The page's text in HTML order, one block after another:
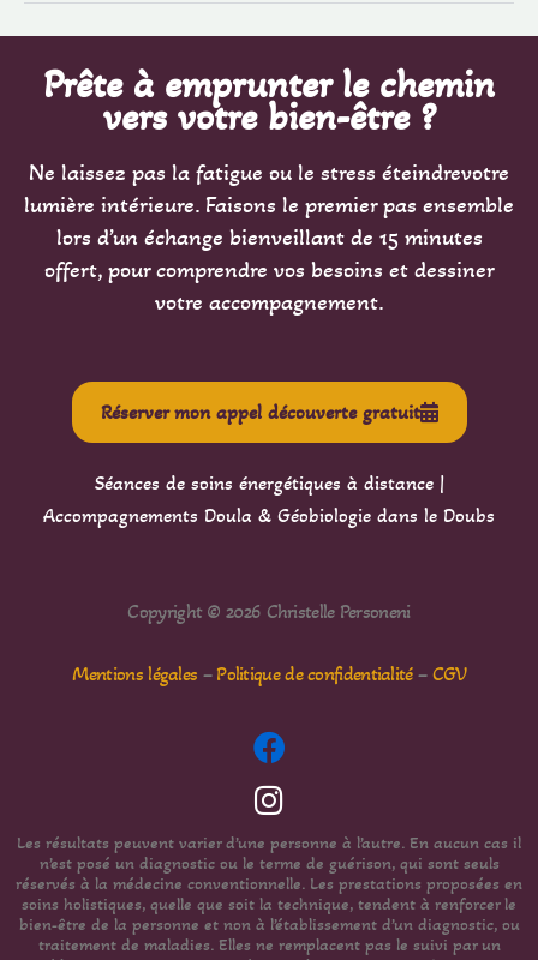
Prête à emprunter le chemin
vers votre bien-être ?
Ne laissez pas la fatigue ou le stress éteindrevotre
lumière intérieure. Faisons le premier pas ensemble
lors d’un échange bienveillant de 15 minutes
offert, pour comprendre vos besoins et dessiner
votre accompagnement.
Réserver mon appel découverte gratuit
Séances de soins énergétiques à distance |
Accompagnements Doula & Géobiologie dans le Doubs
Copyright © 2026 Christelle Personeni
Mentions légales –Politique de confidentialité–CGV
Les résultats peuvent varier d’une personne à l’autre. En aucun cas il
n’est posé un diagnostic ou le terme de guérison, qui sont seuls
réservés à la médecine conventionnelle. Les prestations proposées en
soins holistiques, quelle que soit la technique, tendent à renforcer le
bien-être de la personne et non à l’établissement d’un diagnostic, ou
traitement de maladies. Elles ne remplacent pas le suivi par un